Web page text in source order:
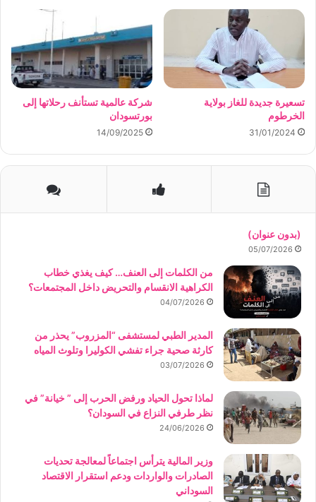
تسعيرة جديدة للغاز بولاية
الخرطوم
31/01/2024
شركة عالمية تستأنف رحلاتها إلى
بورتسودان
14/09/2025
(بدون عنوان)
05/07/2026
من الكلمات إلى العنف… كيف يغذي خطاب
الكراهية الانقسام والتحريض داخل المجتمعات؟
04/07/2026
المدير الطبي لمستشفى “المزروب” يحذر من
كارثة صحية جراء تفشي الكوليرا وتلوث المياه
03/07/2026
لماذا تحول الحياد ورفض الحرب إلى ” خيانة” في
نظر طرفي النزاع في السودان؟
24/06/2026
وزير المالية يترأس اجتماعاً لمعالجة تحديات
الصادرات والواردات ودعم استقرار الاقتصاد
السوداني